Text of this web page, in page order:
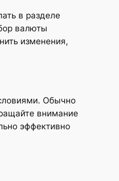
в разделе
валюты
изменения,
Обычно
внимание
эффективно